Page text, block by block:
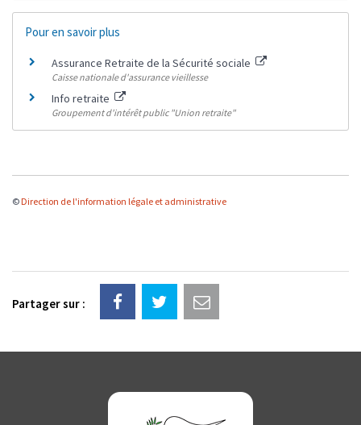
Pour en savoir plus
Assurance Retraite de la Sécurité sociale
Caisse nationale d'assurance vieillesse
Info retraite
Groupement d'intérêt public "Union retraite"
© Direction de l'information légale et administrative
Partager sur :